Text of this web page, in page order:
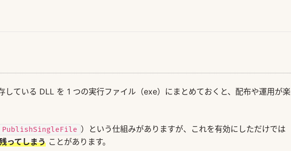
している DLL を 1 つの実行ファイル（exe）にまとめておくと、配布や運用が楽
PublishSingleFile ）という仕組みがありますが、これを有効にしただけでは
ってしまう ことがあります。